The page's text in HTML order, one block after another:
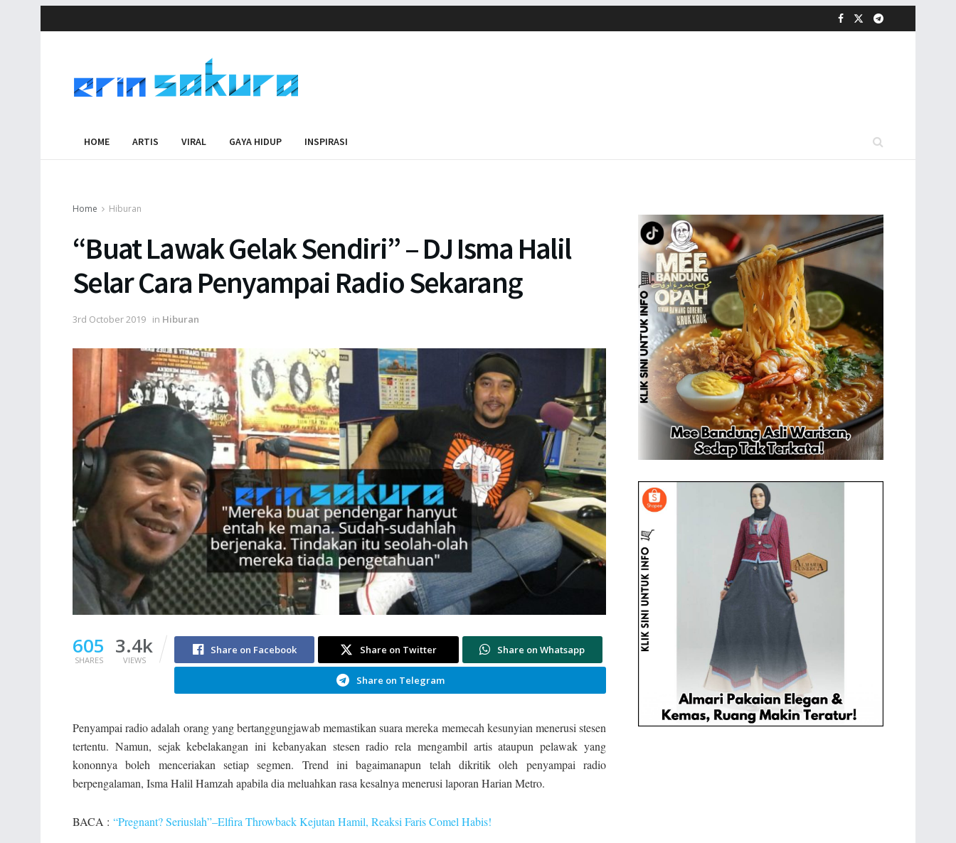
HOME ARTIS VIRAL GAYA HIDUP INSPIRASI
Home Hiburan
“Buat Lawak Gelak Sendiri” – DJ Isma Halil
Selar Cara Penyampai Radio Sekarang
3rd October 2019 in Hiburan
605
SHARES
3.4k
VIEWS
Share on Facebook Share on Twitter Share on Whatsapp
Share on Telegram
Penyampai radio adalah orang yang bertanggungjawab memastikan suara mereka memecah kesunyian menerusi stesen
tertentu. Namun, sejak kebelakangan ini kebanyakan stesen radio rela mengambil artis ataupun pelawak yang
kononnya boleh menceriakan setiap segmen. Trend ini bagaimanapun telah dikritik oleh penyampai radio
berpengalaman, Isma Halil Hamzah apabila dia meluahkan rasa kesalnya menerusi laporan Harian Metro.
BACA : “Pregnant? Seriuslah”–Elfira Throwback Kejutan Hamil, Reaksi Faris Comel Habis!